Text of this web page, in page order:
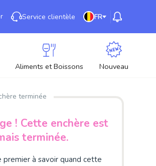
Service clientèle FR
Aliments et Boissons Nouveau
terminée
! Cette enchère est
terminée.
premier à savoir quand cette